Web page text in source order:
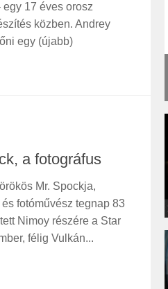
17 éves orosz
közben. Andrey
egy (újabb)
a fotográfus
Mr. Spockja,
fotóművész tegnap 83
Nimoy részére a Star
félig Vulkán...